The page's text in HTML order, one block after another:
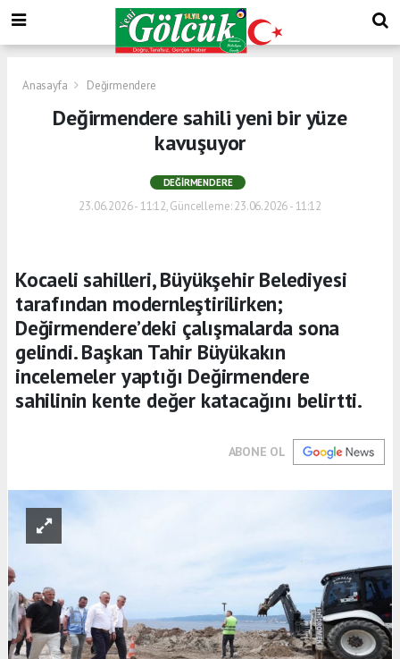
Anasayfa Değirmendere
Değirmendere sahili yeni bir yüze
kavuşuyor
DEĞIRMENDERE
23.06.2026 - 11:12, Güncelleme: 23.06.2026 - 11:12
Kocaeli sahilleri, Büyükşehir Belediyesi
tarafından modernleştirilirken;
Değirmendere’deki çalışmalarda sona
gelindi. Başkan Tahir Büyükakın
incelemeler yaptığı Değirmendere
sahilinin kente değer katacağını belirtti.
ABONE OL